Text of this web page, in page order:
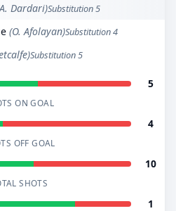
Dardari)Substitution 5
(O. Afolayan)Substitution 4
Substitution 5
5
ON GOAL
4
OFF GOAL
10
SHOTS
1